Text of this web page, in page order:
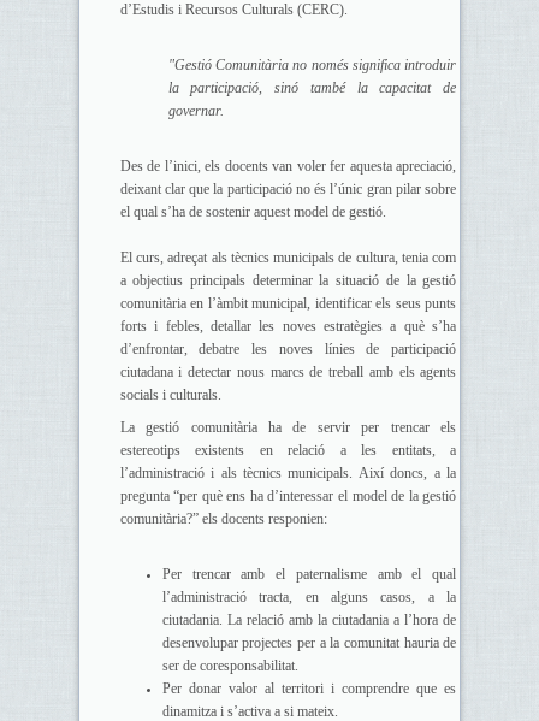
d’Estudis i Recursos Culturals (CERC).
"Gestió Comunitària no només significa introduir
la participació, sinó també la capacitat de
governar.
Des de l’inici, els docents van voler fer aquesta apreciació,
deixant clar que la participació no és l’únic gran pilar sobre
el qual s’ha de sostenir aquest model de gestió.
El curs, adreçat als tècnics municipals de cultura, tenia com
a objectius principals determinar la situació de la gestió
comunitària en l’àmbit municipal, identificar els seus punts
forts i febles, detallar les noves estratègies a què s’ha
d’enfrontar, debatre les noves línies de participació
ciutadana i detectar nous marcs de treball amb els agents
socials i culturals.
La gestió comunitària ha de servir per trencar els
estereotips existents en relació a les entitats, a
l’administració i als tècnics municipals. Així doncs, a la
pregunta “per què ens ha d’interessar el model de la gestió
comunitària?” els docents responien:
Per trencar amb el paternalisme amb el qual
l’administració tracta, en alguns casos, a la
ciutadania. La relació amb la ciutadania a l’hora de
desenvolupar projectes per a la comunitat hauria de
ser de coresponsabilitat.
Per donar valor al territori i comprendre que es
dinamitza i s’activa a si mateix.